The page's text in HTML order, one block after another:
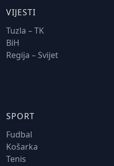
VIJESTI
Tuzla – TK
BiH
Regija – Svijet
SPORT
Fudbal
Košarka
Tenis